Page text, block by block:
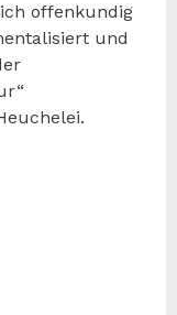
offenkundig
und